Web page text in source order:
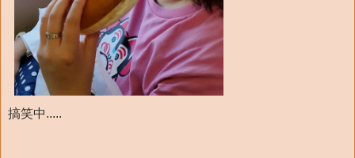
搞笑中.....